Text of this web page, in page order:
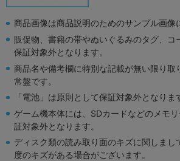
商品画像は商品説明のためのサンプル画像
販促物、書籍の帯やぬいぐるみのタグ、コ
保証対象外となります。
商品名や備考欄に特別な記載が無い限り取
常盤です。
「電池」は原則として保証対象外となりま
ゲーム機本体には、SDカードなどのメモ
証対象外となります。
ディスク類の読み取り面のキズに関しまし
度のキズがある場合がございます。